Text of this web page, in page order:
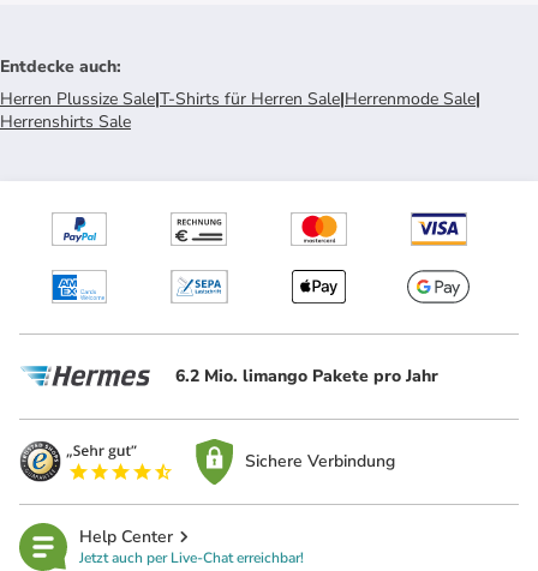
Entdecke auch:
Herren Plussize Sale|T-Shirts für Herren Sale|Herrenmode Sale|
Herrenshirts Sale
6.2 Mio. limango Pakete pro Jahr
Sichere Verbindung
Help Center
Jetzt auch per Live-Chat erreichbar!